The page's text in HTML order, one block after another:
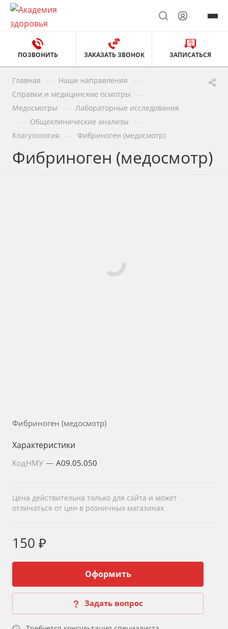
ПОЗВОНИТЬ ЗАКАЗАТЬ ЗВОНОК ЗАПИСАТЬСЯ
Главная Наши направления
Справки и медицинские осмотры
Медосмотры Лабораторные исследования
Общеклинические анализы
Коагулология Фибриноген (медосмотр)
Фибриноген (медосмотр)
Фибриноген (медосмотр)
Характеристики
КодНМУ — A09.05.050
Цена действительна только для сайта и может
отличаться от цен в розничных магазинах
150 ₽
Оформить
Задать вопрос